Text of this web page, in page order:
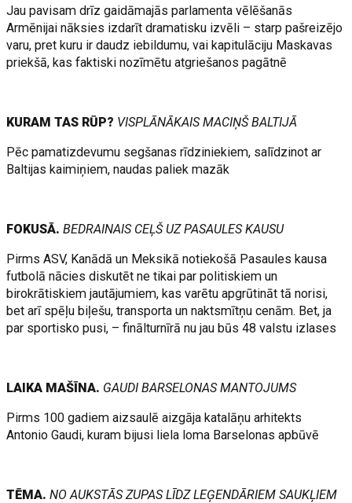
Jau pavisam drīz gaidāmajās parlamenta vēlēšanās
Armēnijai nāksies izdarīt dramatisku izvēli – starp pašreizējo
varu, pret kuru ir daudz iebildumu, vai kapitulāciju Maskavas
priekšā, kas faktiski nozīmētu atgriešanos pagātnē
KURAM TAS RŪP? VISPLĀNĀKAIS MACIŅŠ BALTIJĀ
Pēc pamatizdevumu segšanas rīdziniekiem, salīdzinot ar
Baltijas kaimiņiem, naudas paliek mazāk
FOKUSĀ. BEDRAINAIS CEĻŠ UZ PASAULES KAUSU
Pirms ASV, Kanādā un Meksikā notiekošā Pasaules kausa
futbolā nācies diskutēt ne tikai par politiskiem un
birokrātiskiem jautājumiem, kas varētu apgrūtināt tā norisi,
bet arī spēļu biļešu, transporta un naktsmītņu cenām. Bet, ja
par sportisko pusi, – finālturnīrā nu jau būs 48 valstu izlases
LAIKA MAŠĪNA. GAUDI BARSELONAS MANTOJUMS
Pirms 100 gadiem aizsaulē aizgāja katalāņu arhitekts
Antonio Gaudi, kuram bijusi liela loma Barselonas apbūvē
TĒMA. NO AUKSTĀS ZUPAS LĪDZ LEĢENDĀRIEM SAUKĻIEM